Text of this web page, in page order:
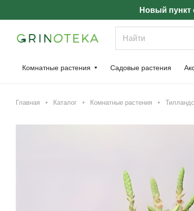
Новый пункт
Комнатные растения Садовые растения
Главная Каталог Комнатные растения